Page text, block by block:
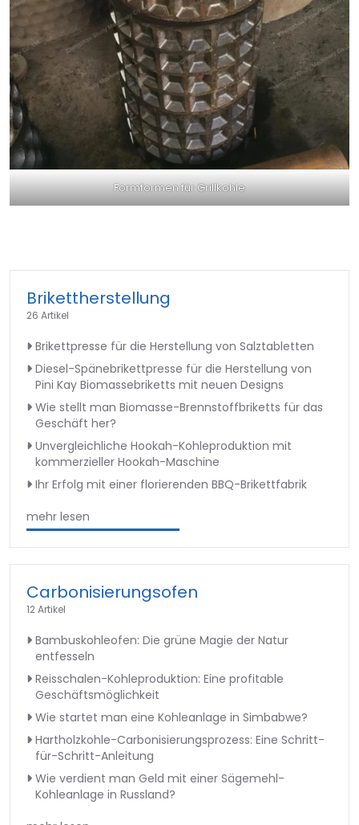
Formformen für Grillkohle
Brikettherstellung
26 Artikel
Brikettpresse für die Herstellung von Salztabletten
Diesel-Spänebrikettpresse für die Herstellung von
Pini Kay Biomassebriketts mit neuen Designs
Wie stellt man Biomasse-Brennstoffbriketts für das
Geschäft her?
Unvergleichliche Hookah-Kohleproduktion mit
kommerzieller Hookah-Maschine
Ihr Erfolg mit einer florierenden BBQ-Brikettfabrik
mehr lesen
Carbonisierungsofen
12 Artikel
Bambuskohleofen: Die grüne Magie der Natur
entfesseln
Reisschalen-Kohleproduktion: Eine profitable
Geschäftsmöglichkeit
Wie startet man eine Kohleanlage in Simbabwe?
Hartholzkohle-Carbonisierungsprozess: Eine Schritt-
für-Schritt-Anleitung
Wie verdient man Geld mit einer Sägemehl-
Kohleanlage in Russland?